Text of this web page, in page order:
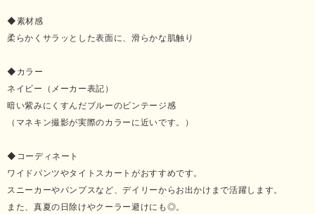
◆素材感
柔らかくサラッとした表面に、滑らかな肌触り
◆カラー
ネイビー（メーカー表記）
暗い紫みにくすんだブルーのビンテージ感
（マネキン撮影が実際のカラーに近いです。）
◆コーディネート
ワイドパンツやタイトスカートがおすすめです。
スニーカーやパンプスなど、デイリーからお出かけまで活躍します。
また、真夏の日除けやクーラー避けにも◎。